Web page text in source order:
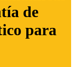
de
para